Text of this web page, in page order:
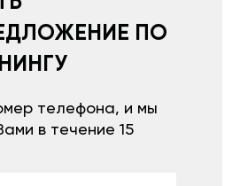
ПО
телефона, и мы
в течение 15